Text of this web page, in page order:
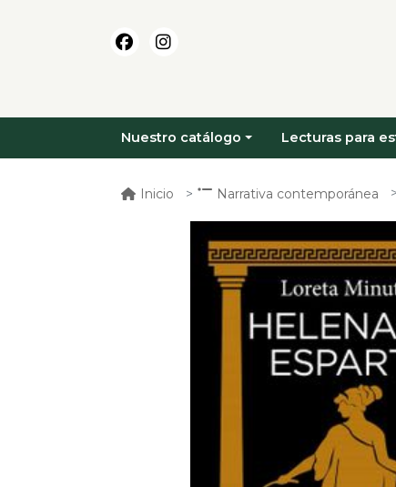
Nuestro catálogo Lecturas para
Inicio Narrativa contemporánea